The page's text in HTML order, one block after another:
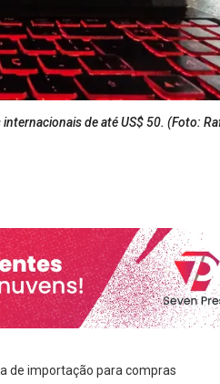
de até US$ 50. (Foto:
de importação para compras